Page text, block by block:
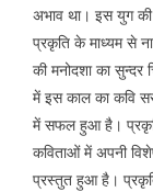
अभाव था। इस युग की
प्रकृति के माध्यम से
की मनोदशा का सुन्दर
में इस काल का कवि
में सफल हुआ है।
कविताओं में अपनी
प्रस्तुत हुआ है।